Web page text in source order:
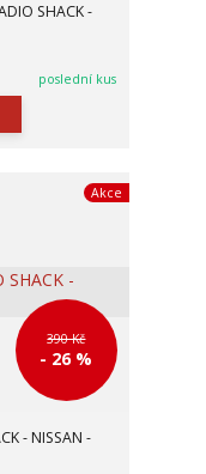
SHACK -
poslední kus
Akce
390 Kč
- 26 %
- NISSAN -